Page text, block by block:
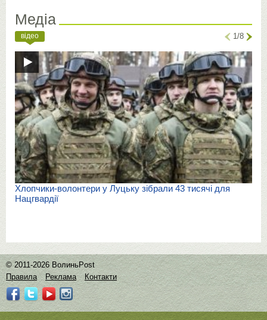
Медіа
відео 1/8
Хлопчики-волонтери у Луцьку зібрали 43 тисячі для
Нацгвардії
© 2011-2026 ВолиньPost
Правила
Реклама Контакти